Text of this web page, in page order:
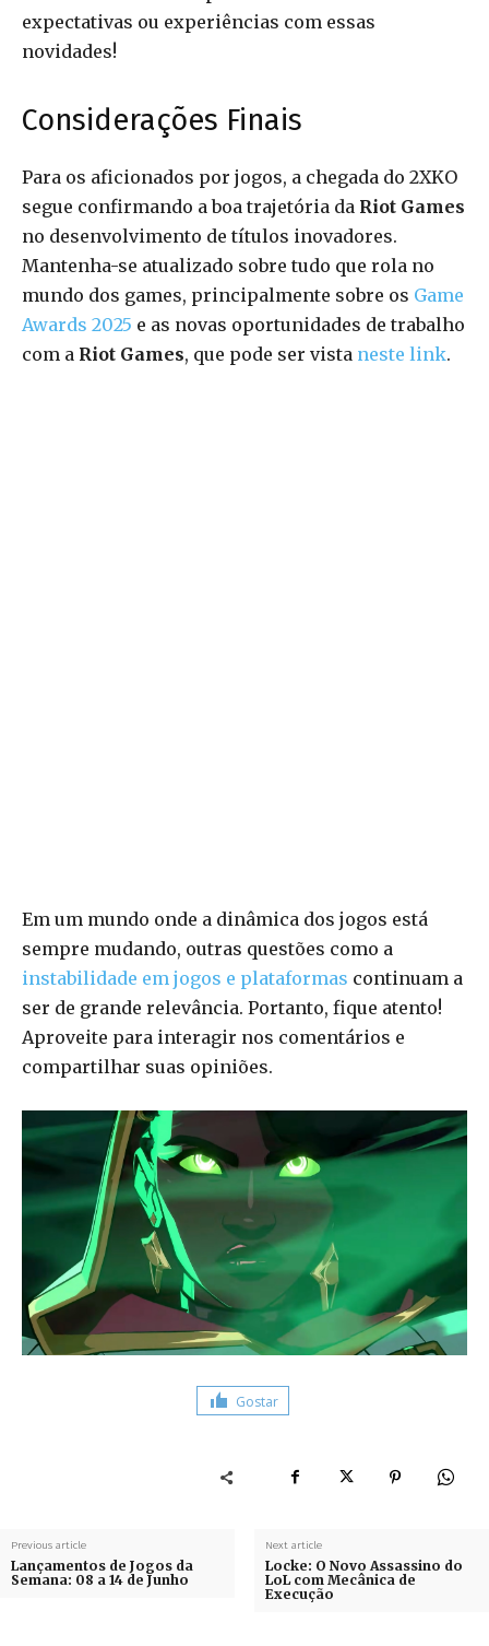
expectativas ou experiências com essas
novidades!
Considerações Finais
Para os aficionados por jogos, a chegada do 2XKO
segue confirmando a boa trajetória da Riot Games
no desenvolvimento de títulos inovadores.
Mantenha-se atualizado sobre tudo que rola no
mundo dos games, principalmente sobre os Game
Awards 2025 e as novas oportunidades de trabalho
com a Riot Games, que pode ser vista neste link.
Em um mundo onde a dinâmica dos jogos está
sempre mudando, outras questões como a
instabilidade em jogos e plataformas continuam a
ser de grande relevância. Portanto, fique atento!
Aproveite para interagir nos comentários e
compartilhar suas opiniões.
Gostar
Previous article
Lançamentos de Jogos da
Semana: 08 a 14 de Junho
Next article
Locke: O Novo Assassino do
LoL com Mecânica de
Execução